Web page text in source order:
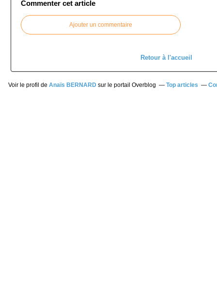
Commenter cet article
Ajouter un commentaire
Retour à l'accueil
Voir le profil de Anaïs BERNARDsur le portail Overblog Top articles